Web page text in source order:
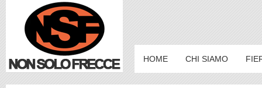
HOME CHI SIAMO